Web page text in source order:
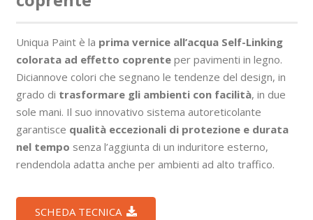
Uniqua Paint è la prima vernice all’acqua Self-Linking
colorata ad effetto coprenteper pavimenti in legno.
Diciannove colori che segnano le tendenze del design, in
grado di trasformare gli ambienti con facilità, in due
sole mani. Il suo innovativo sistema autoreticolante
garantisce qualità eccezionali di protezione e durata
nel tempo senza l’aggiunta di un induritore esterno,
rendendola adatta anche per ambienti ad alto traffico.
SCHEDA TECNICA